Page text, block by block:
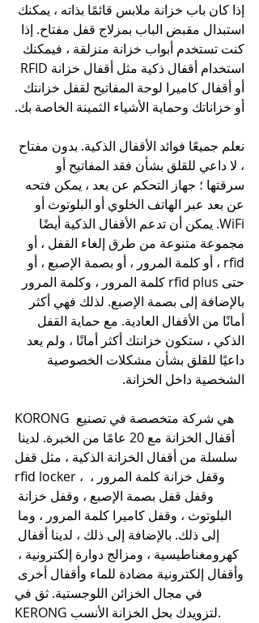
إذا كان باب خزانة ملابس قائمًا بذاته ، يمكنك
استبدال مقبض الباب بمزلاج قفل مفتاح. إذا
كنت تستخدم أبواب خزانة منزلقة ، فيمكنك
أو أقفال كاميرا لوحة المفاتيح لقفل خزانتك
أو خزاناتك وحماية الأشياء الثمينة الخاصة بك.
نعلم جميعًا فوائد الأقفال الذكية. بدون مفتاح
، لا داعي للقلق بشأن فقد المفاتيح أو
سرقتها ؛ جهاز التحكم عن بعد ، يمكن فتحه
عن بعد عبر الهاتف الخلوي أو البلوتوث أو
WiFi. يمكن أن تدعم الأقفال الذكية أيضًا
مجموعة متنوعة من طرق إلغاء القفل ، أو
rfid ، أو كلمة المرور ، أو بصمة الإصبع ، أو
حتى rfid plus كلمة المرور ، وكلمة المرور
بالإضافة إلى بصمة الإصبع. لذلك فهي أكثر
أمانًا من الأقفال العادية. مع حماية القفل
الذكي ، ستكون خزانتك أكثر أمانًا ، ولم يعد
داعيًا للقلق بشأن مشكلات الخصوصية
الشخصية داخل الخزانة.
KORONG هي شركة متخصصة في تصنيع
أقفال الخزانة مع 20 عامًا من الخبرة. لدينا
سلسلة من أقفال الخزانة الذكية ، مثل قفل
rfid locker ، وقفل خزانة كلمة المرور ،
وقفل قفل بصمة الإصبع ، وقفل خزانة
البلوتوث ، وقفل كاميرا كلمة المرور ، وما
إلى ذلك. بالإضافة إلى ذلك ، لدينا أقفال
كهرومغناطيسية ، ومزالج دوارة إلكترونية ،
وأقفال إلكترونية مضادة للماء وأقفال أخرى
في مجال الخزائن اللوجستية. ثق في
KERONG لتزويدك بحل الخزانة الأنسب.